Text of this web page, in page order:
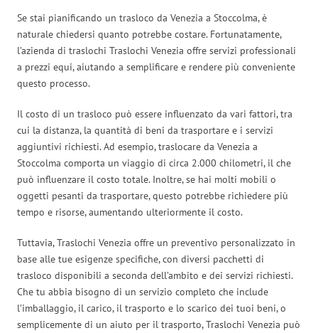
Se stai pianificando un trasloco da Venezia a Stoccolma, è
naturale chiedersi quanto potrebbe costare. Fortunatamente,
l’azienda di traslochi Traslochi Venezia offre servizi professionali
a prezzi equi, aiutando a semplificare e rendere più conveniente
questo processo.
Il costo di un trasloco può essere influenzato da vari fattori, tra
cui la distanza, la quantità di beni da trasportare e i servizi
aggiuntivi richiesti. Ad esempio, traslocare da Venezia a
Stoccolma comporta un viaggio di circa 2.000 chilometri, il che
può influenzare il costo totale. Inoltre, se hai molti mobili o
oggetti pesanti da trasportare, questo potrebbe richiedere più
tempo e risorse, aumentando ulteriormente il costo.
Tuttavia, Traslochi Venezia offre un preventivo personalizzato in
base alle tue esigenze specifiche, con diversi pacchetti di
trasloco disponibili a seconda dell’ambito e dei servizi richiesti.
Che tu abbia bisogno di un servizio completo che include
l’imballaggio, il carico, il trasporto e lo scarico dei tuoi beni, o
semplicemente di un aiuto per il trasporto, Traslochi Venezia può